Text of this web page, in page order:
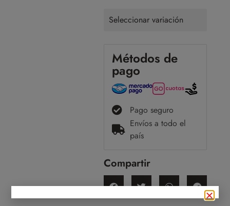
Seleccionar variación
Métodos de
pago
Pago seguro
Envíos a todo el
país
Compartir